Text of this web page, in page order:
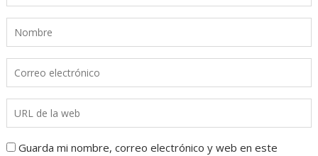
Guarda mi nombre, correo electrónico y web en este